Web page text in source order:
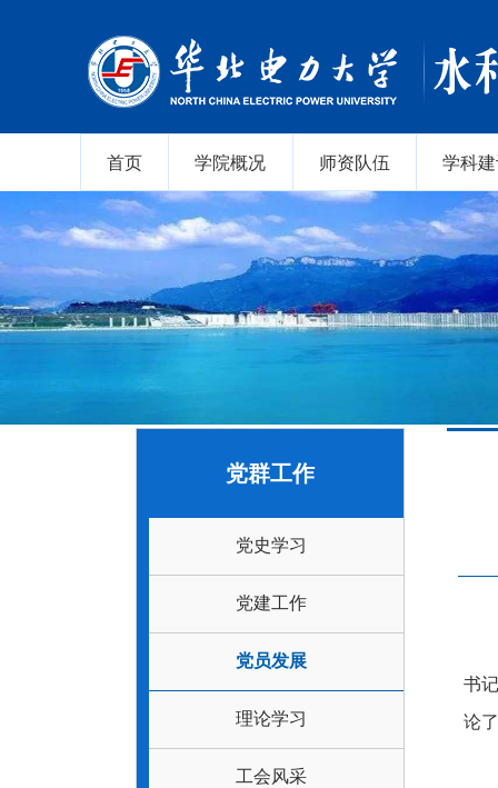
首页 学院概况 师资队伍 学科
党群工作
党史学习
党建工作
党员发展
理论学习
工会风采
书
论